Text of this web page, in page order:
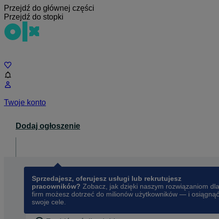
Przejdź do głównej części
Przejdź do stopki
Twoje konto
Dodaj ogłoszenie
Sprzedajesz, oferujesz usługi lub rekrutujesz
pracowników? Zobacz, jak dzięki naszym rozwiązaniom dla
firm możesz dotrzeć do milionów użytkowników — i osiągnąć
swoje cele.